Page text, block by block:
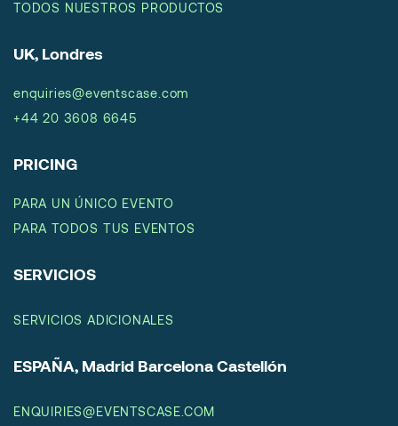
TODOS NUESTROS PRODUCTOS
UK, Londres
enquiries@eventscase.com
+44 20 3608 6645
PRICING
PARA UN ÚNICO EVENTO
PARA TODOS TUS EVENTOS
SERVICIOS
SERVICIOS ADICIONALES
ESPAÑA, Madrid Barcelona Castellón
ENQUIRIES@EVENTSCASE.COM